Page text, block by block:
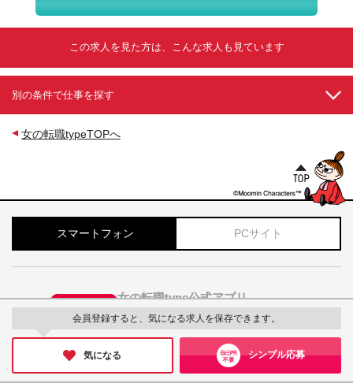
会員登録すると、気になる求人を保存できます。
気になる シンプル応募
この求人を見た方は、こんな求人も見ています
別の条件で仕事を探す
女の転職typeTOPへ
スマートフォン PCサイト
女の転職type公式アプリ
アプリでサクサク求人検索！